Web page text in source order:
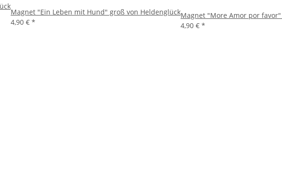
Magnet "Ein Leben mit Hund" groß von Heldenglück
4,90 € *
Magnet "More Amor por
4,90 € *